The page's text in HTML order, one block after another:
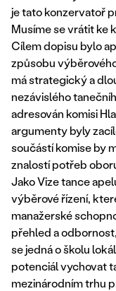
je tato konzervatoř
Musíme se vrátit ke
Cílem dopisu bylo
způsobu
má strategický a
nezávislého
adresován komisi
argumenty byly
součástí komise by
znalostí potřeb
Jako Vize tance
výběrové řízení,
manažerské
přehled a
se jedná o školu
potenciál vychovat
mezinárodním trhu